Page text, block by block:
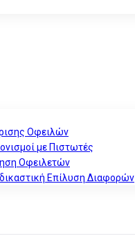
Οφειλών
με Πιστωτές
Οφειλετών
Επίλυση Διαφορών